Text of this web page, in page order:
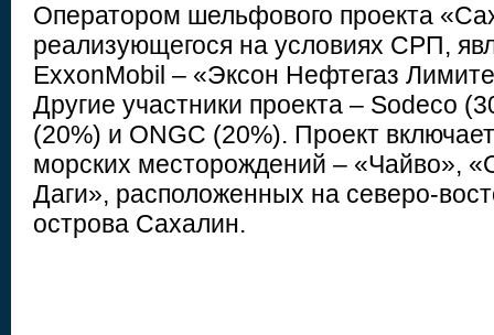
Оператором шельфового проекта
реализующегося на условиях СРП,
ExxonMobil – «Эксон Нефтегаз
Другие участники проекта – Sodeco
(20%) и ONGC (20%). Проект
морских месторождений – «Чайво»,
Даги», расположенных на северо-
острова Сахалин.